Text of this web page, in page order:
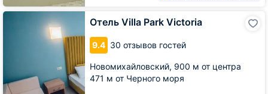
Отель Villa Park Victoria
9.4 30 отзывов гостей
Новомихайловский, 900 м от центра
471 м от Черного моря
Отель